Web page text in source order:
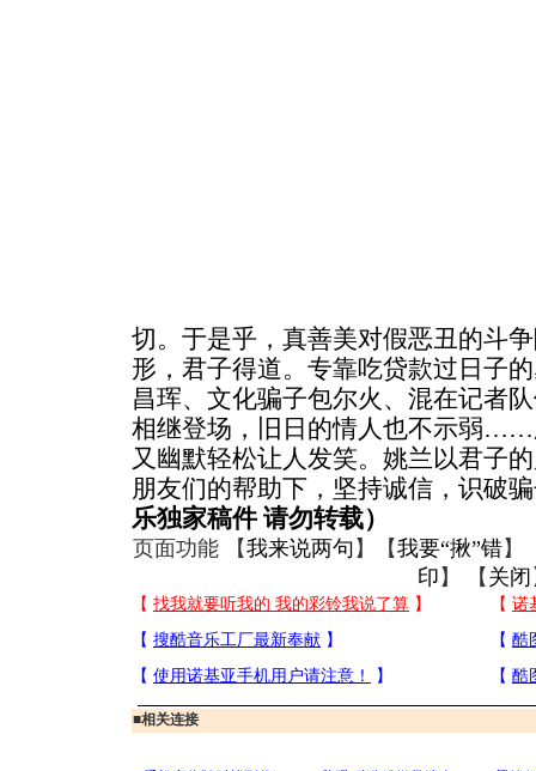
切。于是乎，真善美对假恶丑的斗
形，君子得道。专靠吃贷款过日子
昌珲、文化骗子包尔火、混在记者
相继登场，旧日的情人也不示弱……
又幽默轻松让人发笑。姚兰以君子
朋友们的帮助下，坚持诚信，识破
乐独家稿件 请勿转载）
页面功能 【我来说两句 】【我要“揪”错】
印 】 【 关闭
■相关连接